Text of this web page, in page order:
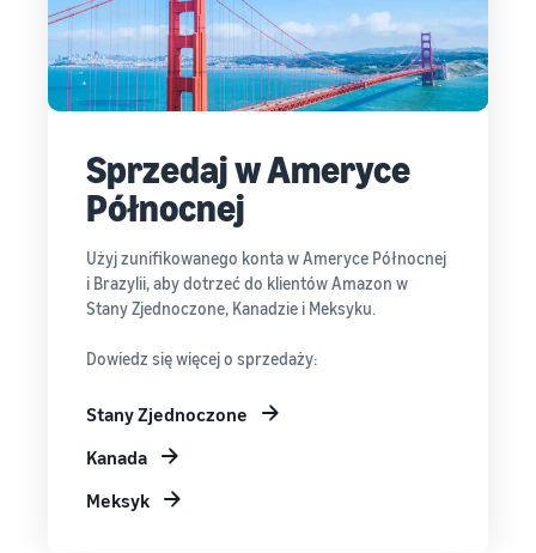
Sprzedaj w Ameryce
Północnej
Użyj zunifikowanego konta w Ameryce Północnej
i Brazylii, aby dotrzeć do klientów Amazon w
Stany Zjednoczone, Kanadzie i Meksyku.
Dowiedz się więcej o sprzedaży:
Stany Zjednoczone
Kanada
Meksyk